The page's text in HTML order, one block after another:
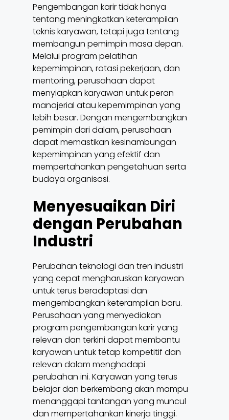
Pengembangan karir tidak hanya
tentang meningkatkan keterampilan
teknis karyawan, tetapi juga tentang
membangun pemimpin masa depan.
Melalui program pelatihan
kepemimpinan, rotasi pekerjaan, dan
mentoring, perusahaan dapat
menyiapkan karyawan untuk peran
manajerial atau kepemimpinan yang
lebih besar. Dengan mengembangkan
pemimpin dari dalam, perusahaan
dapat memastikan kesinambungan
kepemimpinan yang efektif dan
mempertahankan pengetahuan serta
budaya organisasi.
Menyesuaikan Diri
dengan Perubahan
Industri
Perubahan teknologi dan tren industri
yang cepat mengharuskan karyawan
untuk terus beradaptasi dan
mengembangkan keterampilan baru.
Perusahaan yang menyediakan
program pengembangan karir yang
relevan dan terkini dapat membantu
karyawan untuk tetap kompetitif dan
relevan dalam menghadapi
perubahan ini. Karyawan yang terus
belajar dan berkembang akan mampu
menanggapi tantangan yang muncul
dan mempertahankan kinerja tinggi.